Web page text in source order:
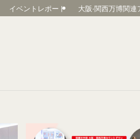
イベントレポート 大阪‧関⻄万博関